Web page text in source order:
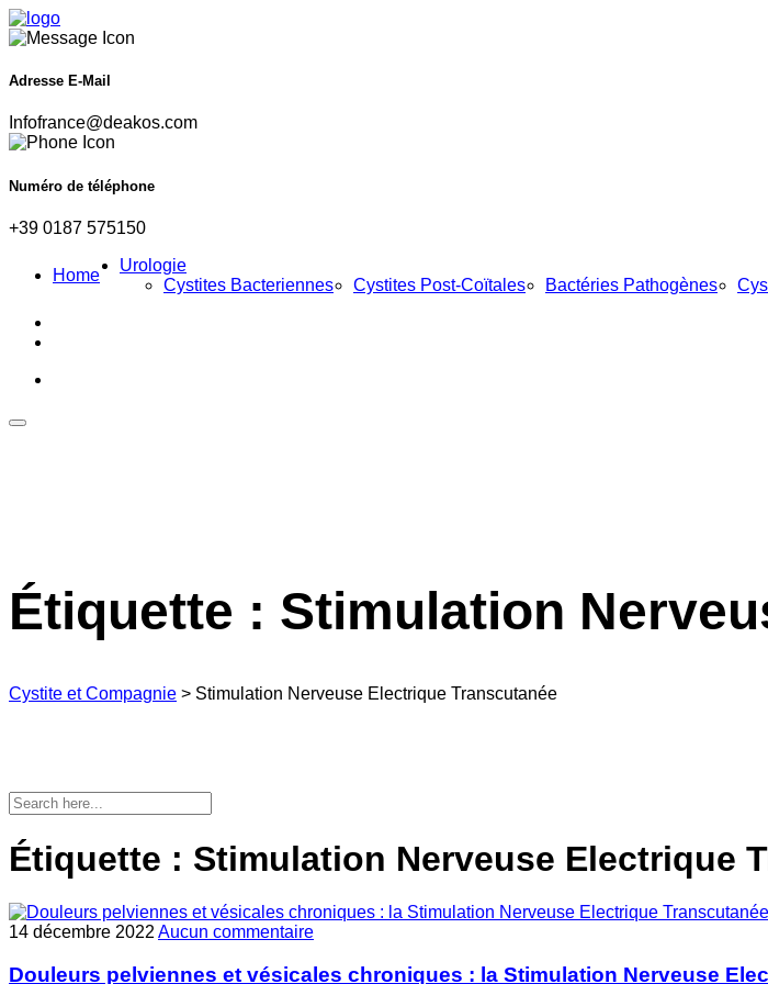
Adresse E-Mail
Infofrance@deakos.com
Numéro de téléphone
+39 0187 575150
Home
Urologie
Cystites Bacteriennes
Cystites Post-Coïtales Bactéries Pathogènes
Étiquette : Stimulation
Cystite et Compagnie > Stimulation Nerveuse Electrique Transcutanée
Étiquette : Stimulation Nerveuse Electrique
14 décembre 2022 Aucun commentaire
Douleurs pelviennes et vésicales chroniques : la Stimulation Nerveuse